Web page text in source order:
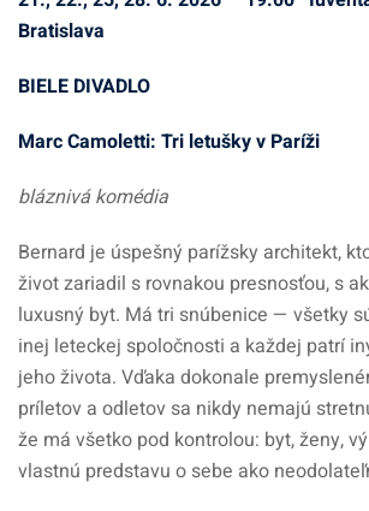
Bratislava
BIELE DIVADLO
Marc Camoletti: Tri letušky v Paríži
bláznivá komédia
Bernard je úspešný parížsky architekt,
život zariadil s rovnakou presnosťou, s
luxusný byt. Má tri snúbenice — všetky
inej leteckej spoločnosti a každej patrí
jeho života. Vďaka dokonale
príletov a odletov sa nikdy nemajú
že má všetko pod kontrolou: byt, ženy,
vlastnú predstavu o sebe ako